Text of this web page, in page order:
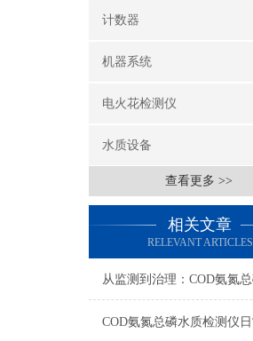
计数器
机器系统
电火花检测仪
水质设备
查看更多 >>
相关文章
RELEVANT ARTICLES